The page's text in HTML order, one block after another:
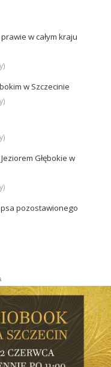
w całym kraju
w Szczecinie
Głębokie w
pozostawionego